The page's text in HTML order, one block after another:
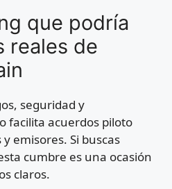
que podría
reales de
seguridad y
facilita acuerdos piloto
emisores. Si buscas
cumbre es una ocasión
claros.